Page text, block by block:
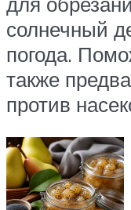
солнечный
погода.
также
против